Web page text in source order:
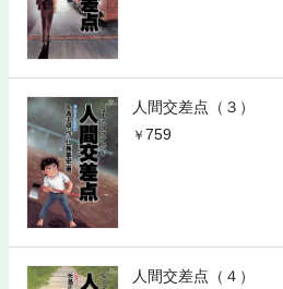
人間交差点（３）
759
人間交差点（４）